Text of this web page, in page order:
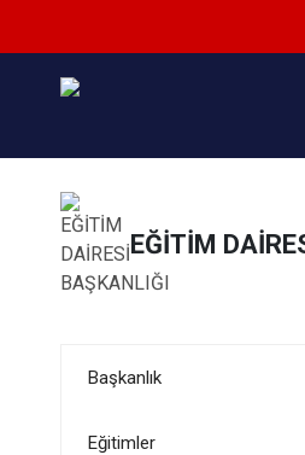
EĞİTİM
Başkanlık
Eğitimler